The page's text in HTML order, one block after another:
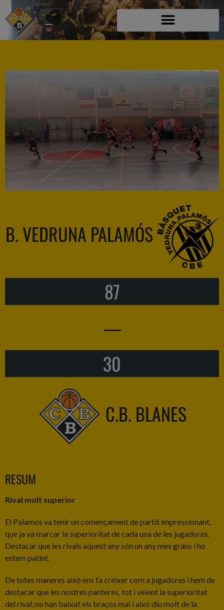
B. VEDRUNA PALAMÓS
87
—
30
C.B. BLANES
RESUM
Rival molt superior
El Palamós va tenir un començament de partit impressionant,
que ja va marcar la superioritat de cada una de les jugadores.
Destacar que les rivals aquest any són un any mes grans i ho
estem patint.
De totes maneres això ens fa créixer com a jugadores i hem de
destacar que les nostres panteres, tot i veient la superioritat
del rival, no han baixat els braços mai i això diu molt de la